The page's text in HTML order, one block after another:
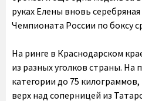
руках Елены вновь
Чемпионата России по боксу
На ринге в Краснодарском
из разных уголков страны. На
категории до 75
верх над соперницей из